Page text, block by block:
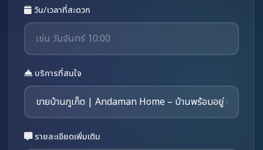
วัน/เวลาที่สะดวก
บริการที่สนใจ
รายละเอียดเพิ่มเติม